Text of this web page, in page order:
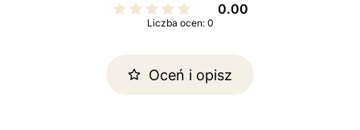
0.00
Liczba ocen: 0
Oceń i opisz